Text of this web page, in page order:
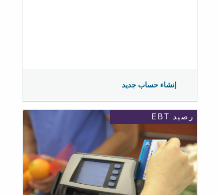
إنشاء حساب جديد
رصيد EBT